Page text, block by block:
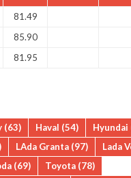
81.49
85.90
81.95
(63) Haval (54) Hyundai
LAda Granta (97) Lada
(69) Toyota (78)